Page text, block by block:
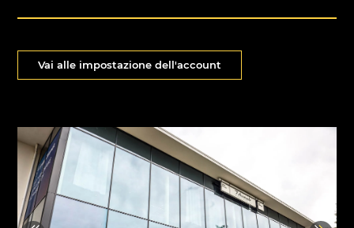
Vai alle impostazione dell'account